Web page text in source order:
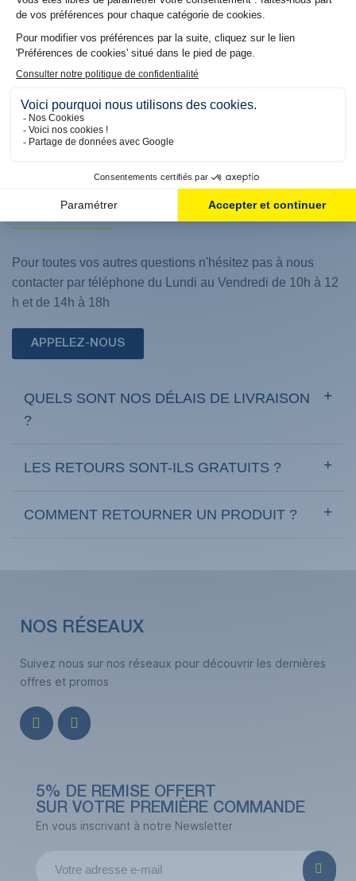
2024
FRÉQUENTES
Pour toutes vos autres questions n'hésitez pas à nous
contacter par téléphone du Lundi au Vendredi de 10h à 12
h et de 14h à 18h
APPELEZ-NOUS
QUELS SONT NOS DÉLAIS DE LIVRAISON
?
LES RETOURS SONT-ILS GRATUITS ?
COMMENT RETOURNER UN PRODUIT ?
NOS RÉSEAUX
Suivez nous sur nos réseaux pour découvrir les dernières
offres et promos
5% DE REMISE OFFERT
SUR VOTRE PREMIÈRE COMMANDE
En vous inscrivant à notre Newsletter